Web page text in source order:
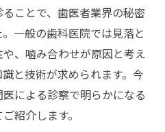
ことで、歯医者業界の秘密
一般の歯科医院では見落と
、噛み合わせが原因と考え
と技術が求められます。今
による診察で明らかになる
紹介します。